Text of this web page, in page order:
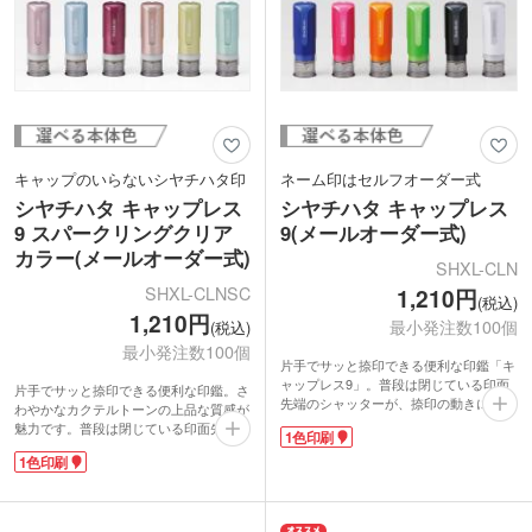
キャップのいらないシヤチハタ印
シヤチハタ キャップレス
9 スパークリングクリア
カラー(メールオーダー式)
SHXL-CLNSC
1,210円(税込)
最小発注数100個
片手でサッと捺印できる便利な印鑑。さ
わやかなカクテルトーンの上品な質感が
魅力です。普段は閉じている印面先端の
シャッターが捺印の動きにあわせて自然
に開閉。すべりにくい設計で誤印を防
ば、きれいに真っ直ぐ捺印できます。使
1色印刷
ネーム印はセルフオーダー式
シヤチハタ キャップレス
9(メールオーダー式)
SHXL-CLN
1,210円(税込)
最小発注数100個
片手でサッと捺印できる便利な印鑑「キ
ャップレス9」。普段は閉じている印面
先端のシャッターが、捺印の動きにあわ
せて自然に開閉。すべりにくい設計で誤
印を防ぎ、フラットな部分を捺印枠に合
ので持ち運びも安心。ストラップ穴付き
1色印刷